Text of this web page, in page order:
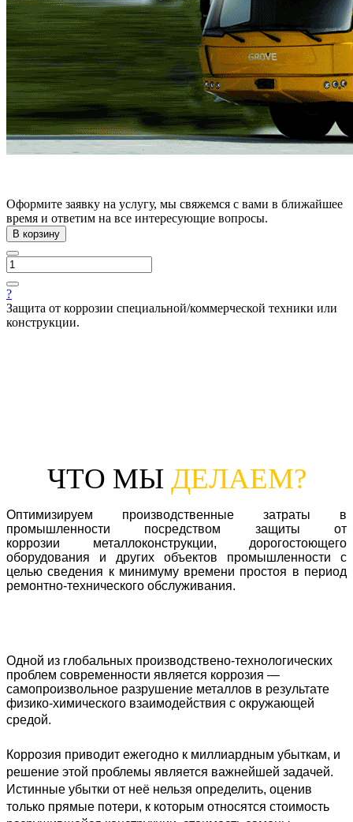
Оформите заявку на услугу, мы свяжемся с вами в ближайшее
время и ответим на все интересующие вопросы.
В корзину
?
Защита от коррозии специальной/коммерческой техники или
конструкции.
ЧТО МЫ ДЕЛАЕМ?
Оптимизируем производственные затраты в
промышленности поcредством защиты от
коррозии металлоконструкции, дорогостоющего
оборудования и других объектов промышленности с
целью сведения к минимуму времени простоя в период
ремонтно-технического обслуживания.
Одной из глобальных производствено-технологических
проблем современности является коррозия —
самопроизвольное разрушение металлов в результате
физико-химического взаимодействия с окружающей
средой.
Коррозия приводит ежегодно к миллиардным убыткам, и
решение этой проблемы является важнейшей задачей.
Истинные убытки от неё нельзя определить, оценив
только прямые потери, к которым относятся стоимость